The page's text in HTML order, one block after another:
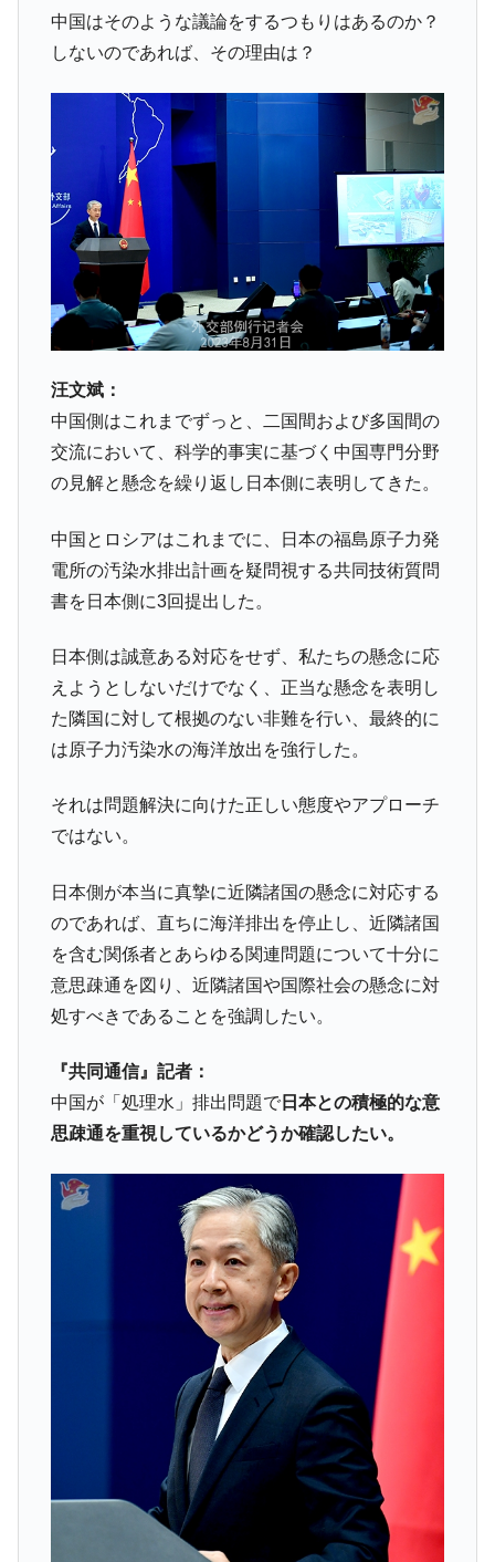
す」⇒「金を経由するドル入手」手段ではないのか？
『Money1』
韓国･外為取引量「1日当たり1,214.4億ド
韓国･帰ってきた李在明。李在明を支持しな
い「50.5％」に上昇
『Money1』
韓国大統領府ボンクラ政策室長が告発され
た ⇒ 国家が行った恐るべき株価操作であり、空前の国政壟
『Money1』
韓国･警察職員が「丸刈りになって抗議活
『Money1』
中国だけが鉄鋼輸出を異常増加させる ⇒ 中
国の過剰生産が世界を蝕む。
『Money1』
種は全般的「不調」⇒ PSIが示す現況は決して良くない。
『Money1』
【米韓激突案件】韓国消費者院が『クーパ
ン』1人当たり賠償10万ウォンを認定 ⇒ 総額3兆7,000億
『Money1』
韓国型イージス搭載の次世代駆逐艦
「KDDX」1番艦、2032年竣工と公示
『Money1』
【対日本円】ウォン安が急進！ 日米の協調
『Money1』
韓国政府『BYD』車への補助金を全廃 ⇒ 実
は韓国で『BYD』車は売れている。6カ月で対前年同期比
1.9倍！
『Money1』
在韓米国大使スティールが着韓！⇒ さっそ
ドを掲げる「在韓反米勢力」
『Money1』
『Money1』
JPモルガン「韓国レバレッジETFの清算は
ほぼ終わった」
『Money1』
韓国『国民年金公団』株価暴落で200兆蒸
発。
『Money1』
韓国政府「ニセＫ-ブランドを通報しようキ
『Money1』
韓国「橋が落ちました」⇒ 耐久性「なさす
ぎ」では。
『Money1』
韓国鉄鋼最大手『POSCO』ズブズブ沈む。
営業利益80.2％も減少
『Money1』
米国下院「韓国の公務員個人をターゲット
にぶん殴る法案」提出！⇒ クーパン問題は合衆国企業に対
する差別。許してはおかぬ
日本の誇る海洋資源調査船『白嶺』は先進技術の
夏の甲子園、優勝校を最も多く輩出している都道
今話題の「楽天ライオンズ」とは？
奇跡の毛色「白毛馬」とは？
全て勝つといくら？ 競馬GI競走で勝利騎手がもら
える賞金とは？
平成仮面ライダーの意外すぎるモチーフとは？
中国はそのような議論をするつもりはあるのか？
しないのであれば、その理由は？
汪文斌：
中国側はこれまでずっと、二国間および多国間の
交流において、科学的事実に基づく中国専門分野
の見解と懸念を繰り返し日本側に表明してきた。
中国とロシアはこれまでに、日本の福島原子力発
電所の汚染水排出計画を疑問視する共同技術質問
書を日本側に3回提出した。
日本側は誠意ある対応をせず、私たちの懸念に応
えようとしないだけでなく、正当な懸念を表明し
た隣国に対して根拠のない非難を行い、最終的に
は原子力汚染水の海洋放出を強行した。
それは問題解決に向けた正しい態度やアプローチ
ではない。
日本側が本当に真摯に近隣諸国の懸念に対応する
のであれば、直ちに海洋排出を停止し、近隣諸国
を含む関係者とあらゆる関連問題について十分に
意思疎通を図り、近隣諸国や国際社会の懸念に対
処すべきであることを強調したい。
『共同通信』記者：
中国が「処理水」排出問題で日本との積極的な意
思疎通を重視しているかどうか確認したい。